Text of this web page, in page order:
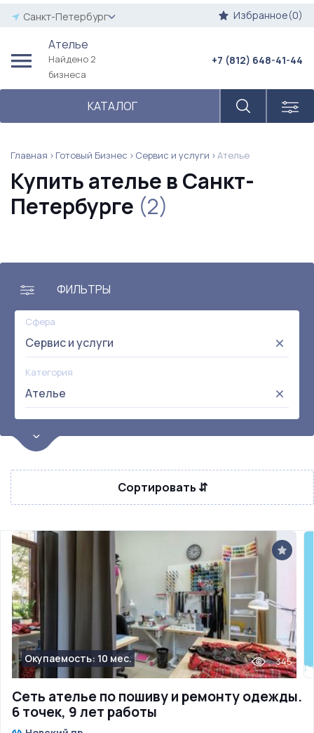
Санкт-Петербург Избранное(0)
Ателье
Найдено 2
бизнеса
КАТАЛОГ
+7 (812) 648-41-44
Главная Готовый Бизнес Сервис и услуги Ателье
Купить ателье в Санкт-
Петербурге (2)
ФИЛЬТРЫ
Сфера
Сервис и услуги
Категория
Ателье
Цена
от:
до:
Прибыль
Метро
Сортировать ⇵
Сеть ателье по пошиву и ремонту одежды.
6 точек, 9 лет работы
Окупаемость: 10 мес. 345